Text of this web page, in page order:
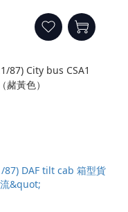
黃色）